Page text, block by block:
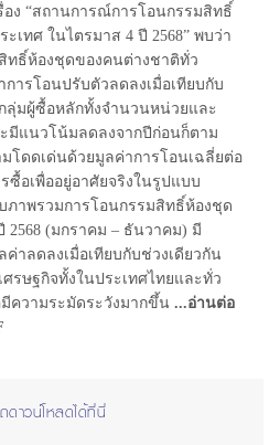
อง “สถานการณ์การโอนกรรมสิทธิ์
เทศ ในไตรมาส 4 ปี 2568” พบว่า
ทธิ์ห้องชุดของคนต่างชาติทั่ว
ารโอนปรับตัวลดลงเมื่อเทียบกับ
ลุ่มผู้ซื้อหลักทั้งจำนวนหน่วยและ
มีแนวโน้มลดลงจากปีก่อนก็ตาม
โดดเด่นด้วยมูลค่าการโอนเฉลี่ยต่อ
อเพื่ออยู่อาศัยจริงในรูปแบบ
าพรวมการโอนกรรมสิทธิ์ห้องชุด
(มกราคม – ธันวาคม) มี
าลดลงเมื่อเทียบกับช่วงเดียวกัน
รษฐกิจทั้งในประเทศไทยและทั่ว
ความระมัดระวังมากขึ้น ...อ่านต่อ
ดาวน์โหลดได้ที่นี่